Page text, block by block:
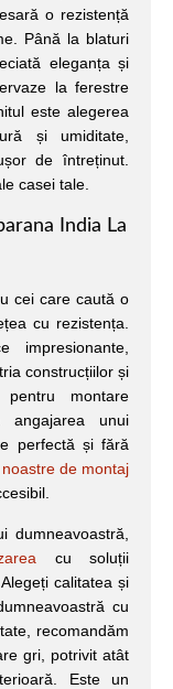
o rezistență
Până la blaturi
eleganța și
la ferestre
este alegerea
și umiditate,
de întreținut.
casei tale.
India La
cei care caută o
cu rezistența.
impresionante,
construcțiilor și
montare
angajarea unui
perfectă și fără
de montaj
dumneavoastră,
cu soluții
calitatea și
cu
recomandăm
gri, potrivit atât
Este un